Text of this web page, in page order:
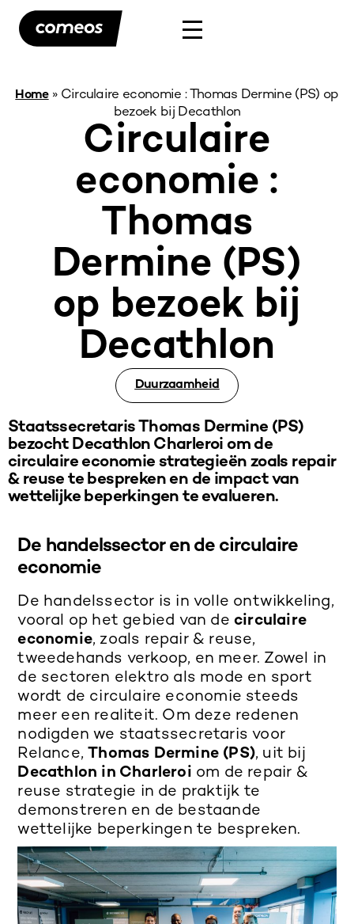
Home» Circulaire economie : Thomas Dermine (PS) op
bezoek bij Decathlon
Circulaire
economie :
Thomas
Dermine (PS)
op bezoek bij
Decathlon
Duurzaamheid
Staatssecretaris Thomas Dermine (PS)
bezocht Decathlon Charleroi om de
circulaire economie strategieën zoals repair
& reuse te bespreken en de impact van
wettelijke beperkingen te evalueren.
De handelssector en de circulaire
economie
De handelssector is in volle ontwikkeling,
vooral op het gebied van de circulaire
economie, zoals repair & reuse,
tweedehands verkoop, en meer. Zowel in
de sectoren elektro als mode en sport
wordt de circulaire economie steeds
meer een realiteit. Om deze redenen
nodigden we staatssecretaris voor
Relance,Thomas Dermine (PS), uit bij
Decathlon in Charleroi om de repair &
reuse strategie in de praktijk te
demonstreren en de bestaande
wettelijke beperkingen te bespreken.